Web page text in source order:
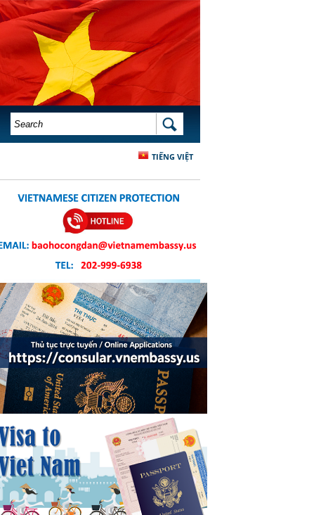
SEARCH FORM SEARCH
TIẾNG VIỆT